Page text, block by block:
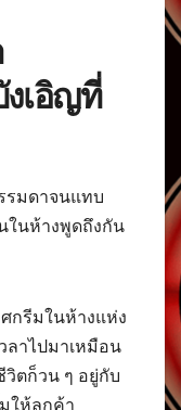
งเอิญที่
รมดาจนแทบ
ในห้างพูดถึงกัน
กรีมในห้างแห่ง
ลาไปมาเหมือน
ตก็วน ๆ อยู่กับ
ให้ลูกค้า